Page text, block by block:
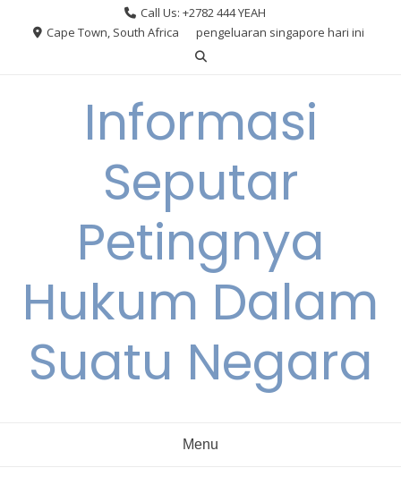
Call Us: +2782 444 YEAH
Cape Town, South Africa
pengeluaran singapore hari ini
Informasi
Seputar
Petingnya
Hukum Dalam
Suatu Negara
Menu